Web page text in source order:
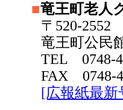
■竜王町老人
〒520-2552
竜王町公民
TEL 0748-
FAX 0748-
[広報紙最